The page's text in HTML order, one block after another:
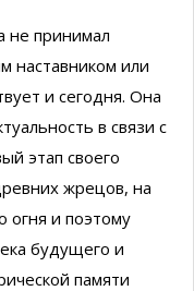
не принимал
наставником или
и сегодня. Она
в связи с
этап своего
жрецов, на
огня и поэтому
будущего и
памяти